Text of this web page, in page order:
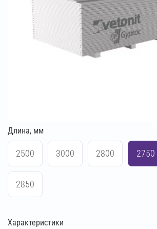
Длина, мм
2500 3000 2800 2750
2850
Характеристики